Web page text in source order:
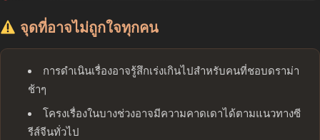
จุดที่อาจไม่ถูกใจทุกคน
การดำเนินเรื่องอาจรู้สึกเร่งเกินไปสำหรับคนที่ชอบดราม่า
ช้าๆ
โครงเรื่องในบางช่วงอาจมีความคาดเดาได้ตามแนวทางซี
รีส์จีนทั่วไป